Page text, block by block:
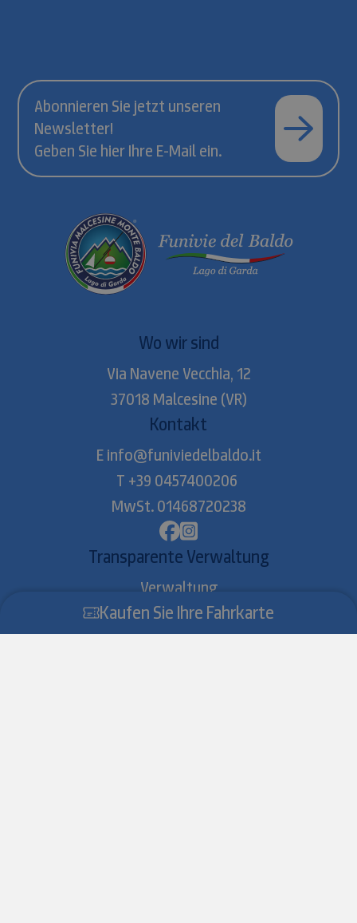
Abonnieren Sie jetzt unseren
Newsletter!
Geben Sie hier Ihre E-Mail ein.
Wo wir sind
Via Navene Vecchia, 12
37018 Malcesine (VR)
Kontakt
Einfo@funiviedelbaldo.it
T +39 0457400206
MwSt. 01468720238
Transparente Verwaltung
Verwaltung
Ausschreibungen
Stellenausschreibungen
Kaufen Sie Ihre Fahrkarte